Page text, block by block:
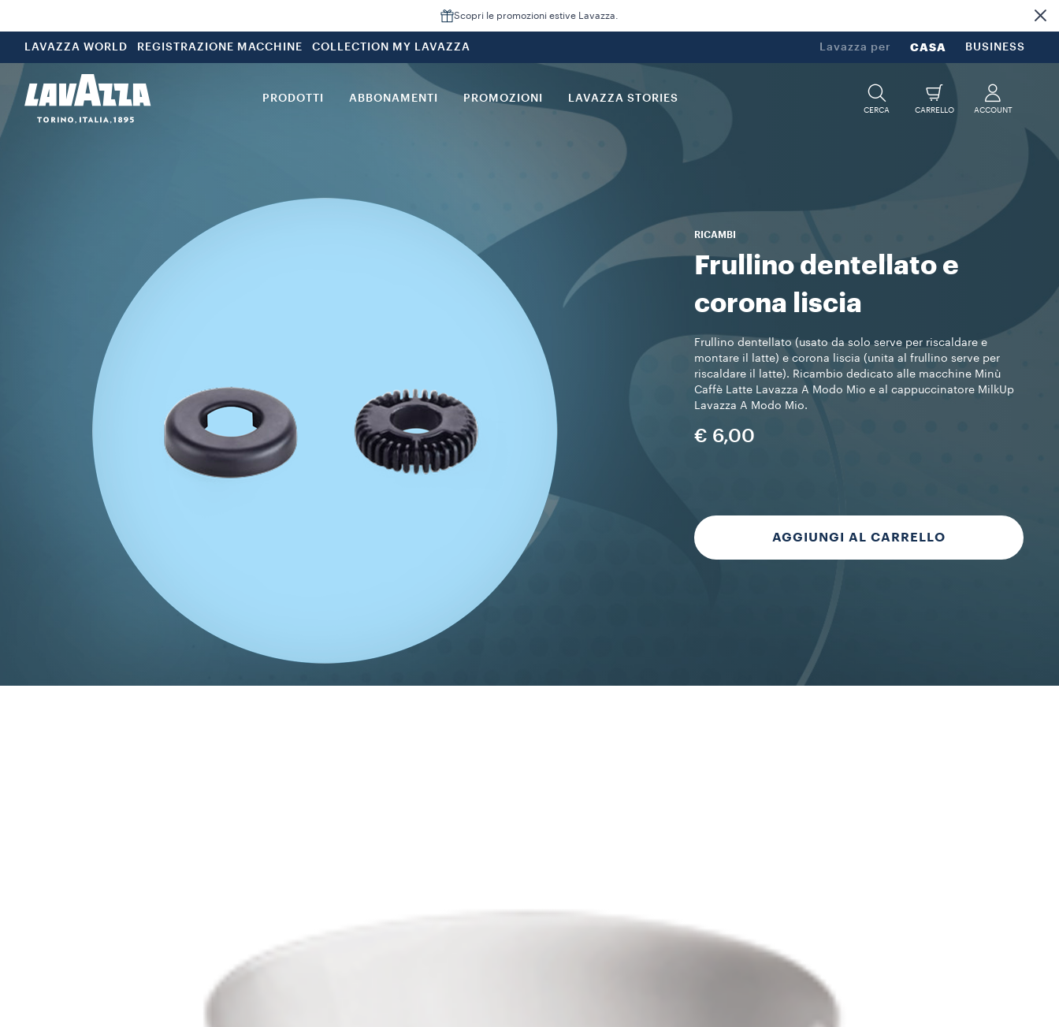
Scopri le promozioni estive Lavazza.
LAVAZZA WORLD REGISTRAZIONE MACCHINE COLLECTION MY LAVAZZA Lavazza per CASA BUSINESS
PRODOTTI ABBONAMENTI PROMOZIONI LAVAZZA STORIES
CERCA CARRELLO ACCOUNT
RICAMBI
Frullino dentellato e
corona liscia
Frullino dentellato (usato da solo serve per riscaldare e
montare il latte) e corona liscia (unita al frullino serve per
riscaldare il latte). Ricambio dedicato alle macchine Minù
Caffè Latte Lavazza A Modo Mio e al cappuccinatore MilkUp
Lavazza A Modo Mio.
€ 6,00
AGGIUNGI AL CARRELLO